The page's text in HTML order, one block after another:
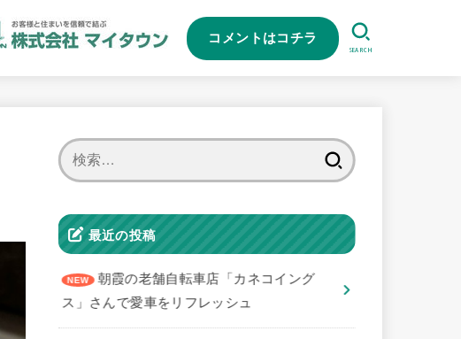
コメントはコチラ
SEARCH
最近の投稿
朝霞の老舗自転車店「カネコイング
ス」さんで愛車をリフレッシュ